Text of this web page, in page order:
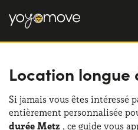
OFFRE LLD
Particulier
Professionnel
LLD OCCASION
QUI NOUS SOMMES
Location longue
Si jamais vous êtes intéressé
entièrement personnalisée
durée Metz , ce guide vous